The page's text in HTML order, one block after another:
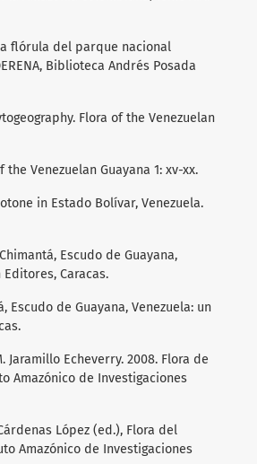
flórula del parque nacional
Biblioteca Andrés Posada
Flora of the Venezuelan
Venezuelan Guayana 1: xv-xx.
in Estado Bolívar, Venezuela.
Escudo de Guayana,
Caracas.
Escudo de Guayana, Venezuela: un
Jaramillo Echeverry. 2008. Flora de
Amazónico de Investigaciones
López (ed.), Flora del
Amazónico de Investigaciones